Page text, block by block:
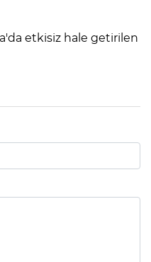
etkisiz hale getirilen